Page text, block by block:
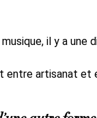
il y a une
entre artisanat et